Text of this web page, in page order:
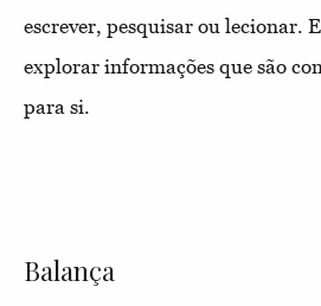
escrever, pesquisar ou lecionar.
explorar informações que são
para si.
Balança